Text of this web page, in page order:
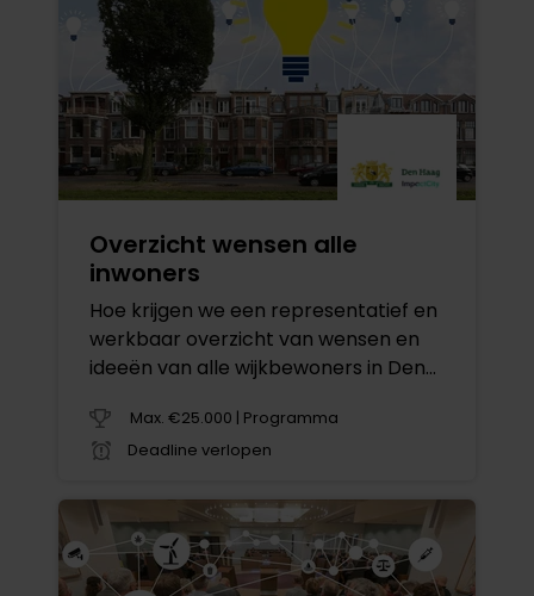
Overzicht wensen alle
inwoners
Hoe krijgen we een representatief en
werkbaar overzicht van wensen en
ideeën van alle wijkbewoners in Den
Max. €25.000 | Programma
Deadline verlopen